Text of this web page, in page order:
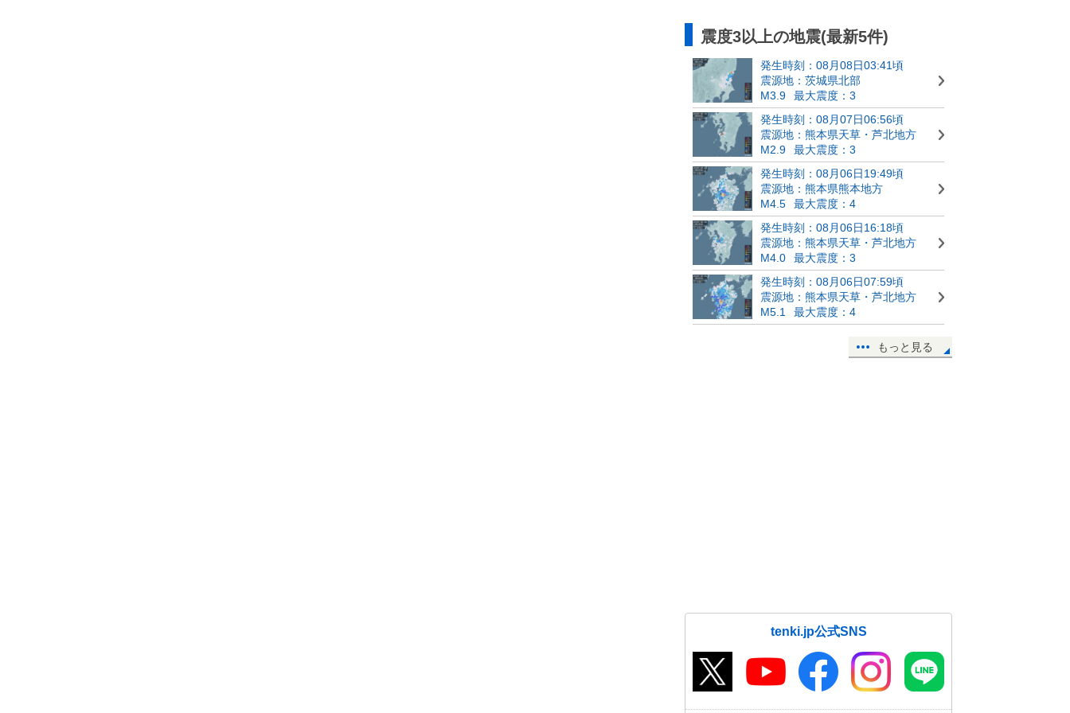
震度3以上の地震(最新5件)
発生時刻：08月08日03:41頃
震源地：茨城県北部
M3.9
最大震度：3
発生時刻：08月07日06:56頃
震源地：熊本県天草・芦北地方
M2.9
最大震度：3
発生時刻：08月06日19:49頃
震源地：熊本県熊本地方
M4.5
最大震度：4
発生時刻：08月06日16:18頃
震源地：熊本県天草・芦北地方
M4.0
最大震度：3
発生時刻：08月06日07:59頃
震源地：熊本県天草・芦北地方
M5.1
最大震度：4
もっと見る
tenki.jp公式SNS